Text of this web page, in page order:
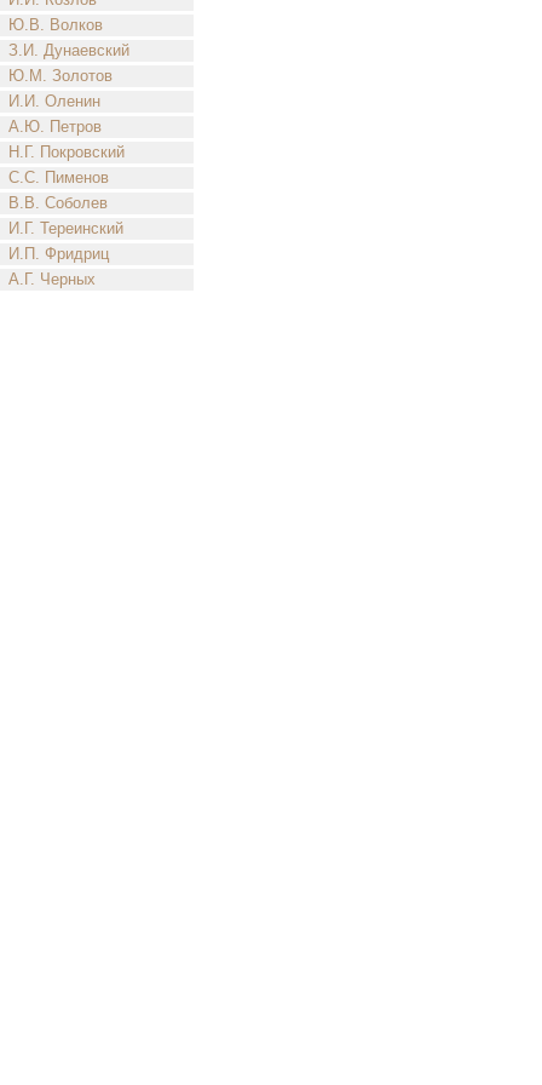
Ю.В. Волков
З.И. Дунаевский
Ю.М. Золотов
И.И. Оленин
А.Ю. Петров
Н.Г. Покровский
С.С. Пименов
В.В. Соболев
И.Г. Тереинский
И.П. Фридриц
А.Г. Черных